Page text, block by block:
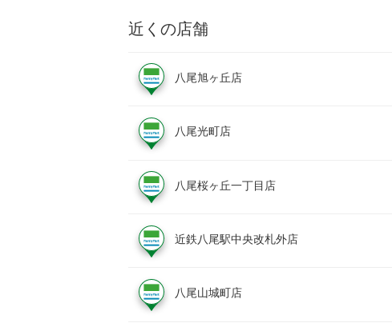
近くの店舗
八尾旭ヶ丘店
八尾光町店
八尾桜ヶ丘一丁目店
近鉄八尾駅中央改札外店
八尾山城町店